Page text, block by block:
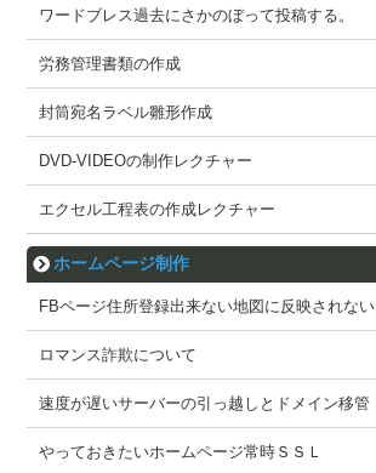
ワードブレス過去にさかのぼって投稿する。
労務管理書類の作成
封筒宛名ラベル雛形作成
DVD-VIDEOの制作レクチャー
エクセル工程表の作成レクチャー
ホームページ制作
FBページ住所登録出来ない地図に反映されない
ロマンス詐欺について
速度が遅いサーバーの引っ越しとドメイン移管
やっておきたいホームページ常時ＳＳＬ